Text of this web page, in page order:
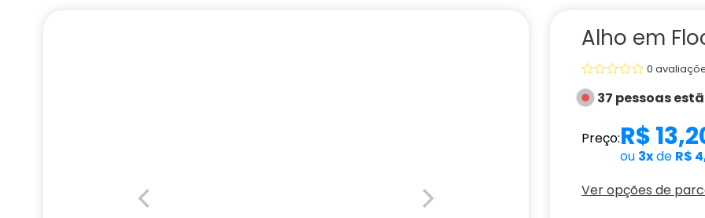
Alho em
0
37 pessoas
Preço:R$
ou 3xde R$
Ver opções de